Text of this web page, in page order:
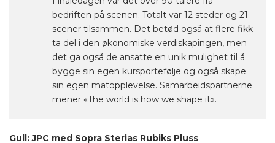
bedriften på scenen. Totalt var 12 steder og 21
scener tilsammen. Det betød også at flere fikk
ta del i den økonomiske verdiskapingen, men
det ga også de ansatte en unik mulighet til å
bygge sin egen kursportefølje og også skape
sin egen matopplevelse. Samarbeidspartnerne
mener «The world is how we shape it».
Gull: JPC med Sopra Sterias Rubiks Pluss